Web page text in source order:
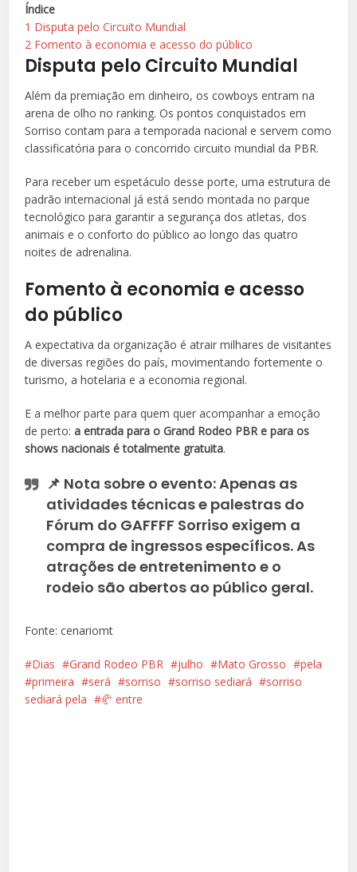
Índice
1 Disputa pelo Circuito Mundial
2 Fomento à economia e acesso do público
Disputa pelo Circuito Mundial
Além da premiação em dinheiro, os cowboys entram na
arena de olho no ranking. Os pontos conquistados em
Sorriso contam para a temporada nacional e servem como
classificatória para o concorrido circuito mundial da PBR.
Para receber um espetáculo desse porte, uma estrutura de
padrão internacional já está sendo montada no parque
tecnológico para garantir a segurança dos atletas, dos
animais e o conforto do público ao longo das quatro
noites de adrenalina.
Fomento à economia e acesso
do público
A expectativa da organização é atrair milhares de visitantes
de diversas regiões do país, movimentando fortemente o
turismo, a hotelaria e a economia regional.
E a melhor parte para quem quer acompanhar a emoção
de perto:a entrada para o Grand Rodeo PBR e para os
shows nacionais é totalmente gratuita.
📌 Nota sobre o evento:Apenas as
atividades técnicas e palestras do
Fórum do GAFFFF Sorriso exigem a
compra de ingressos específicos. As
atrações de entretenimento e o
rodeio são abertos ao público geral.
Fonte: cenariomt
Dias Grand Rodeo PBR julho Mato Grosso
pela
primeira
será sorriso sorriso sediará
sorriso
sediará pela
🥐️ entre